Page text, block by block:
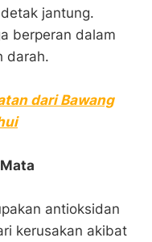
jantung.
berperan dalam
darah.
dari Bawang
antioksidan
kerusakan akibat